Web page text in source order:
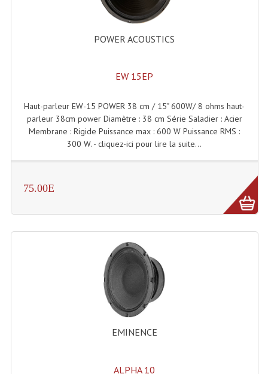
Ponts - Portiques
Praticable Et Accessoires
Structures
Structures Carrées
Flight Case Plasma Et Écran LCD
Flight Case Régie
Flight Cases Platine Disque. Lecteurs CD
Flight Malettes Consoles T. Mixages
Flight-Case CDs Et Disques Vinyls
POWER ACOUSTICS
EW 15EP
Haut-parleur EW-15 POWER 38 cm / 15" 600W/ 8 ohms haut-
parleur 38cm power Diamètre : 38 cm Série Saladier : Acier
Membrane : Rigide Puissance max : 600 W Puissance RMS :
300 W. - cliquez-ici pour lire la suite...
75.00E
EMINENCE
ALPHA 10